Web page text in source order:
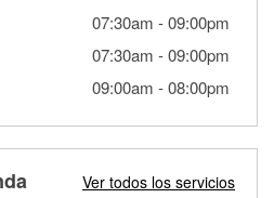
07:30am -09:00pm
07:30am -09:00pm
09:00am -08:00pm
Ver todos los servicios